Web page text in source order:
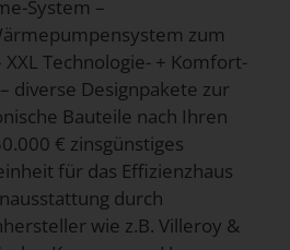
System –
zum
Technologie- + Komfort-
diverse Designpakete zur
Bauteile nach Ihren
€ zinsgünstiges
für das Effizienzhaus
durch
wie z.B. Villeroy &